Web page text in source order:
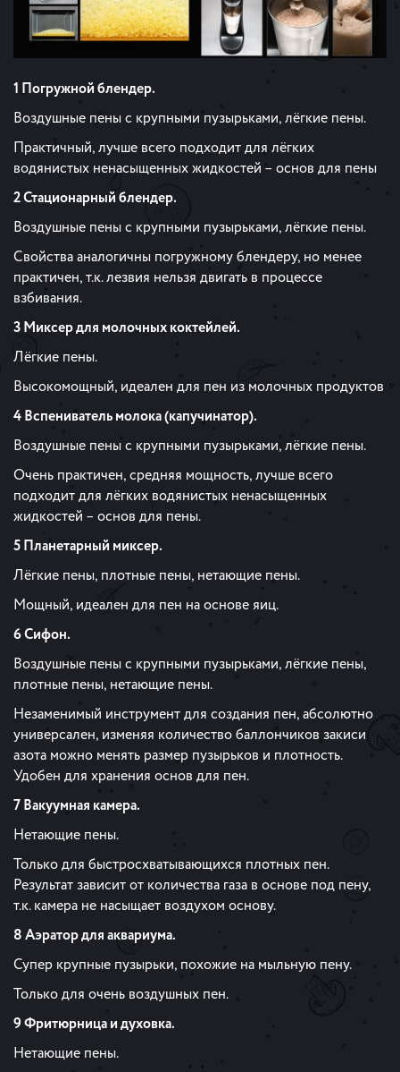
1 Погружной блендер.
Воздушные пены с крупными пузырьками, лёгкие пены.
Практичный, лучше всего подходит для лёгких
водянистых ненасыщенных жидкостей – основ для пены
2 Стационарный блендер.
Воздушные пены с крупными пузырьками, лёгкие пены.
Свойства аналогичны погружному блендеру, но менее
практичен, т.к. лезвия нельзя двигать в процессе
взбивания.
3 Миксер для молочных коктейлей.
Лёгкие пены.
Высокомощный, идеален для пен из молочных продуктов
4 Вспениватель молока (капучинатор).
Воздушные пены с крупными пузырьками, лёгкие пены.
Очень практичен, средняя мощность, лучше всего
подходит для лёгких водянистых ненасыщенных
жидкостей – основ для пены.
5 Планетарный миксер.
Лёгкие пены, плотные пены, нетающие пены.
Мощный, идеален для пен на основе яиц.
6 Сифон.
Воздушные пены с крупными пузырьками, лёгкие пены,
плотные пены, нетающие пены.
Незаменимый инструмент для создания пен, абсолютно
универсален, изменяя количество баллончиков закиси
азота можно менять размер пузырьков и плотность.
Удобен для хранения основ для пен.
7 Вакуумная камера.
Нетающие пены.
Только для быстросхватывающихся плотных пен.
Результат зависит от количества газа в основе под пену,
т.к. камера не насыщает воздухом основу.
8 Аэратор для аквариума.
Супер крупные пузырьки, похожие на мыльную пену.
Только для очень воздушных пен.
9 Фритюрница и духовка.
Нетающие пены.